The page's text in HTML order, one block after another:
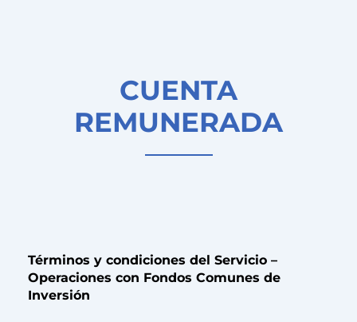
CUENTA
REMUNERADA
Términos y condiciones del Servicio –
Operaciones con Fondos Comunes de
Inversión